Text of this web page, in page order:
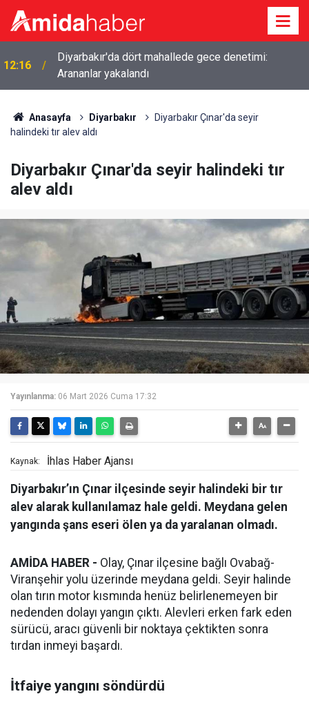
11:53
Uzmanından Diyarbakır için sıcak hava uyarısı: Kalp
krizine dikkat
Anasayfa Diyarbakır
Diyarbakır Çınar'da seyir
halindeki tır alev aldı
Diyarbakır Çınar'da seyir halindeki tır
alev aldı
Yayınlanma: 06 Mart 2026 Cuma 17:32
Kaynak: İhlas Haber Ajansı
Diyarbakır’ın Çınar ilçesinde seyir halindeki bir tır
alev alarak kullanılamaz hale geldi. Meydana gelen
yangında şans eseri ölen ya da yaralanan olmadı.
AMİDA HABER - Olay, Çınar ilçesine bağlı Ovabağ-
Viranşehir yolu üzerinde meydana geldi. Seyir halinde
olan tırın motor kısmında henüz belirlenemeyen bir
nedenden dolayı yangın çıktı. Alevleri erken fark eden
sürücü, aracı güvenli bir noktaya çektikten sonra
tırdan inmeyi başardı.
İtfaiye yangını söndürdü